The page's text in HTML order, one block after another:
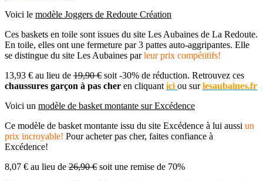
Voici le modèle Joggers de Redoute Création
Ces baskets en toile sont issues du site Les Aubaines de La Redoute.
En toile, elles ont une fermeture par 3 pattes auto-aggripantes. Elle
se distingue du site Les Aubaines parleur prix compétitifs!
13,93 € au lieu de 19,90 € soit -30% de réduction. Retrouvez ces
chaussures garçon à pas cher en cliquant ici ou surlesaubaines.fr
Voici un modèle de basket montante sur Excédence
Ce modèle de basket montante issu du site Excédence à lui aussi un
prix incroyable! Pour acheter pas cher, faites confiance à
Excédence!
8,07 € au lieu de 26,90 € soit une remise de 70%